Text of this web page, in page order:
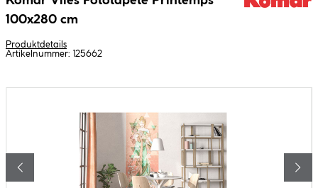
100x280 cm
Produktdetails
Artikelnummer: 125662